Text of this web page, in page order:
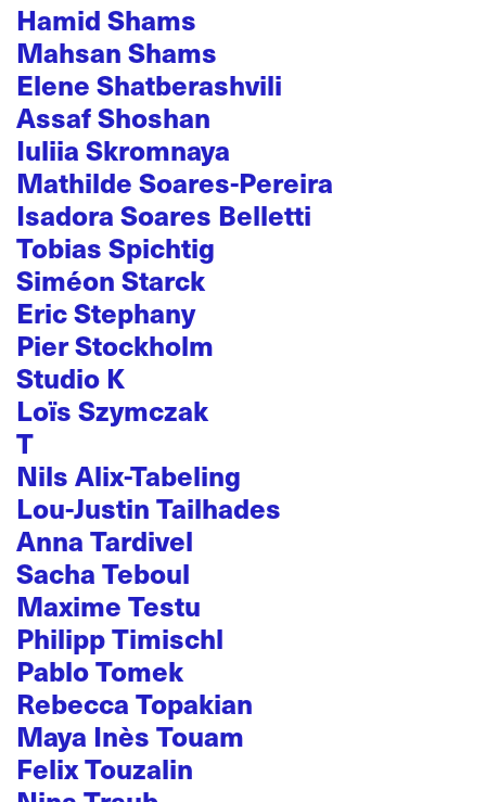
Hamid Shams
Mahsan Shams
Elene Shatberashvili
Assaf Shoshan
Iuliia Skromnaya
Mathilde Soares-Pereira
Isadora Soares Belletti
Tobias Spichtig
Siméon Starck
Eric Stephany
Pier Stockholm
Studio K
Loïs Szymczak
T
Nils Alix-Tabeling
Lou-Justin Tailhades
Anna Tardivel
Sacha Teboul
Maxime Testu
Philipp Timischl
Pablo Tomek
Rebecca Topakian
Maya Inès Touam
Felix Touzalin